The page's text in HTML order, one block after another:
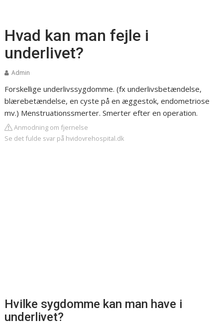
Hvad kan man fejle i
underlivet?
Admin
Forskellige underlivssygdomme. (fx underlivsbetændelse,
blærebetændelse, en cyste på en æggestok, endometriose
mv.) Menstruationssmerter. Smerter efter en operation.
Anmodning om fjernelse
Se det fulde svar på hvidovrehospital.dk
Hvilke sygdomme kan man have i
underlivet?